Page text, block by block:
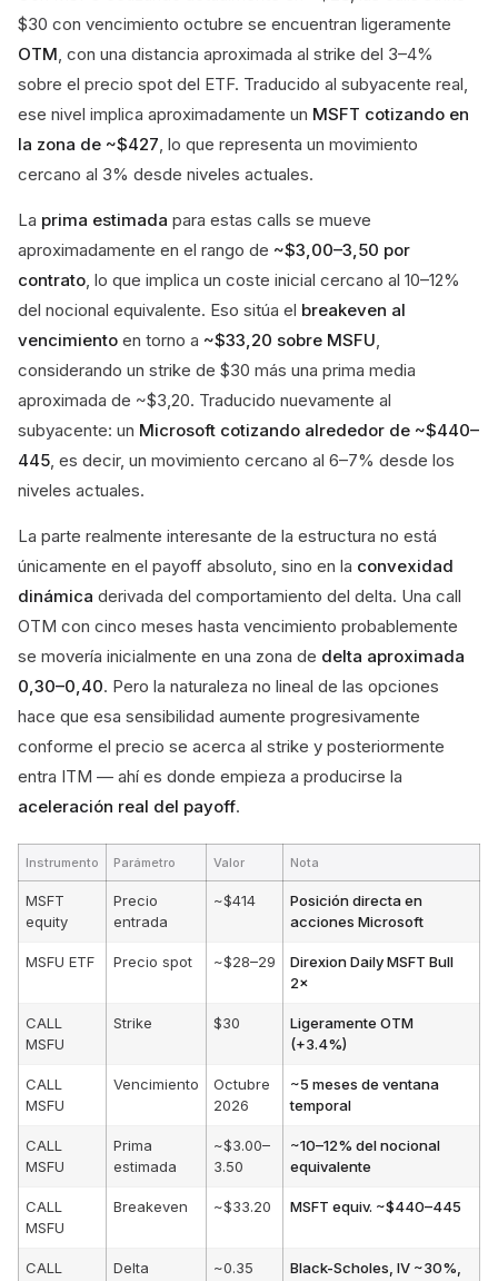
$30 con vencimiento octubre se encuentran ligeramente
OTM, con una distancia aproximada al strike del 3–4%
sobre el precio spot del ETF. Traducido al subyacente real,
ese nivel implica aproximadamente un MSFT cotizando en
la zona de ~$427, lo que representa un movimiento
cercano al 3% desde niveles actuales.
La prima estimada para estas calls se mueve
aproximadamente en el rango de ~$3,00–3,50 por
contrato, lo que implica un coste inicial cercano al 10–12%
del nocional equivalente. Eso sitúa el breakeven al
vencimiento en torno a ~$33,20 sobre MSFU,
considerando un strike de $30 más una prima media
aproximada de ~$3,20. Traducido nuevamente al
subyacente: un Microsoft cotizando alrededor de ~$440–
445, es decir, un movimiento cercano al 6–7% desde los
niveles actuales.
La parte realmente interesante de la estructura no está
únicamente en el payoff absoluto, sino en la convexidad
dinámica derivada del comportamiento del delta. Una call
OTM con cinco meses hasta vencimiento probablemente
se movería inicialmente en una zona de delta aproximada
0,30–0,40. Pero la naturaleza no lineal de las opciones
hace que esa sensibilidad aumente progresivamente
conforme el precio se acerca al strike y posteriormente
entra ITM — ahí es donde empieza a producirse la
aceleración real del payoff.
Instrumento Parámetro Valor Nota
MSFT
equity
Precio
entrada
~$414
Posición directa en
acciones Microsoft
MSFU ETF Precio spot ~$28–29
Direxion Daily MSFT Bull
2×
CALL
MSFU
Strike $30
Ligeramente OTM
(+3.4%)
CALL
MSFU
Vencimiento
Octubre
2026
~5 meses de ventana
temporal
CALL
MSFU
Prima
estimada
~$3.00–
3.50
~10–12% del nocional
equivalente
CALL
MSFU
Breakeven ~$33.20 MSFT equiv. ~$440–445
CALL
Delta
~0.35
Black-Scholes, IV ~30%,